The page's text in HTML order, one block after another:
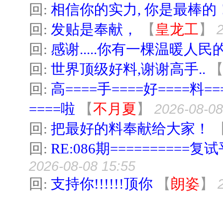
回: 相信你的实力, 你是最棒的
回: 发贴是奉献， 【 皇龙工】
回: 感谢.....你有一棵温暖人民
回: 世界顶级好料,谢谢高手..
【
回: 高====手====好====料
====啦
【不月夏 】 2026-08-
回: 把最好的料奉献给大家！
回: RE:086期==========复
2026-08-08 15:55
回: 支持你!!!!!!顶你 【朗姿】